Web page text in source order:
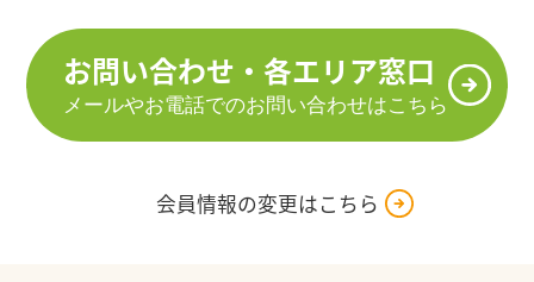
お問い合わせ・各エリア窓口
メールやお電話でのお問い合わせはこちら
会員情報の変更はこちら